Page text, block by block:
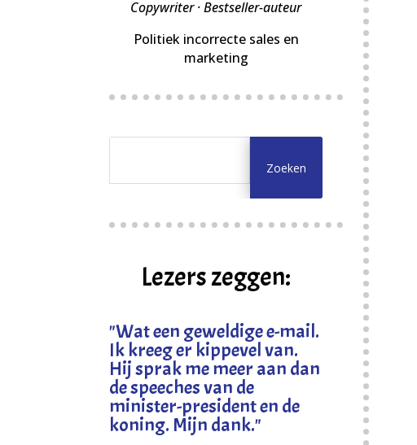
Copywriter · Bestseller-auteur
Politiek incorrecte sales en
marketing
Lezers zeggen:
"Wat een geweldige e-mail.
Ik kreeg er kippevel van.
Hij sprak me meer aan dan
de speeches van de
minister-president en de
koning. Mijn dank."